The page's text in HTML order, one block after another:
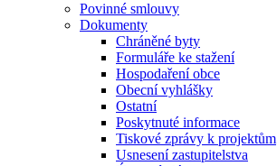
Povinné smlouvy
Dokumenty
Chráněné byty
Formuláře ke stažení
Hospodaření obce
Obecní vyhlášky
Ostatní
Poskytnuté informace
Tiskové zprávy k projektům
Usnesení zastupitelstva